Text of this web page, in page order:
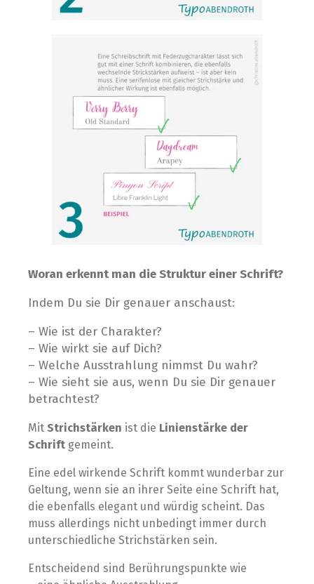
Woran erkennt man die Struktur einer Schrift?
Indem Du sie Dir genauer anschaust:
– Wie ist der Charakter?
– Wie wirkt sie auf Dich?
– Welche Ausstrahlung nimmst Du wahr?
– Wie sieht sie aus, wenn Du sie Dir genauer
betrachtest?
Mit Strichstärken ist die Linienstärke der
Schrift gemeint.
Eine edel wirkende Schrift kommt wunderbar zur
Geltung, wenn sie an ihrer Seite eine Schrift hat,
die ebenfalls elegant und würdig scheint. Das
muss allerdings nicht unbedingt immer durch
unterschiedliche Strichstärken sein.
Entscheidend sind Berührungspunkte wie